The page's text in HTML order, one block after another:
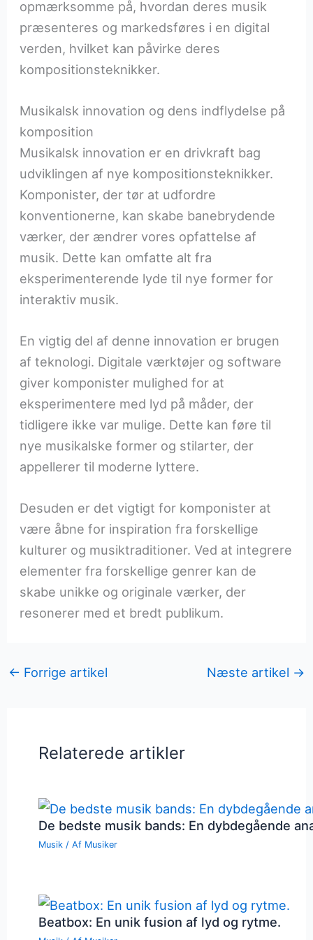
opmærksomme på, hvordan deres musik
præsenteres og markedsføres i en digital
verden, hvilket kan påvirke deres
kompositionsteknikker.
Musikalsk innovation og dens indflydelse på
komposition
Musikalsk innovation er en drivkraft bag
udviklingen af nye kompositionsteknikker.
Komponister, der tør at udfordre
konventionerne, kan skabe banebrydende
værker, der ændrer vores opfattelse af
musik. Dette kan omfatte alt fra
eksperimenterende lyde til nye former for
interaktiv musik.
En vigtig del af denne innovation er brugen
af teknologi. Digitale værktøjer og software
giver komponister mulighed for at
eksperimentere med lyd på måder, der
tidligere ikke var mulige. Dette kan føre til
nye musikalske former og stilarter, der
appellerer til moderne lyttere.
Desuden er det vigtigt for komponister at
være åbne for inspiration fra forskellige
kulturer og musiktraditioner. Ved at integrere
elementer fra forskellige genrer kan de
skabe unikke og originale værker, der
resonerer med et bredt publikum.
← Forrige artikel Næste artikel →
Relaterede artikler
De bedste musik bands: En dybdegående
Musik / Af Musiker
Beatbox: En unik fusion af lyd og rytme.